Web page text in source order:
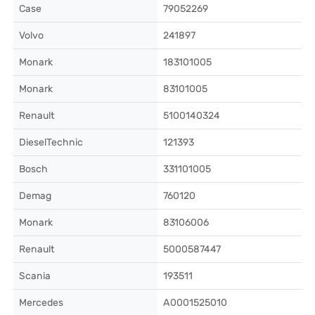
Case 79052269
Volvo 241897
Monark 183101005
Monark 83101005
Renault 5100140324
DieselTechnic 121393
Bosch 331101005
Demag 760120
Monark 83106006
Renault 5000587447
Scania 193511
Mercedes A0001525010